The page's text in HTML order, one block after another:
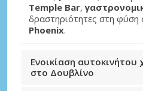
Temple Bar,
δραστηριότητες στη φύση
Phoenix.
Ενοικίαση αυτοκινήτου
στο Δουβλίνο